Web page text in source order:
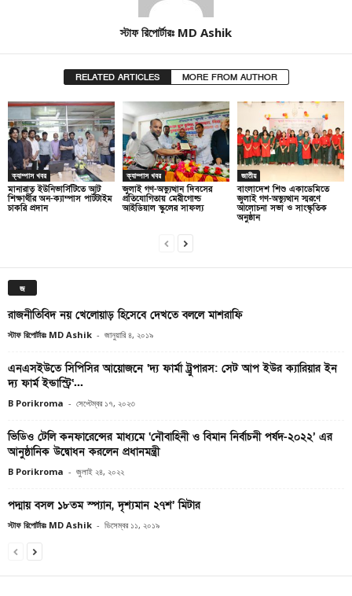
স্টাফ রিপোর্টারঃ MD Ashik
RELATED ARTICLES MORE FROM AUTHOR
ক্যাম্পাস খবর
মানারাত ইউনিভার্সিটিতে আট
শিক্ষার্থীর অন-ক্যাম্পাস পার্টটাইম
চাকরি প্রদান
ক্যাম্পাস খবর
জুলাই গণ-অভ্যুত্থান দিবসের
প্রতিযোগিতায় মেরীগোল্ড
আইডিয়াল স্কুলের সাফল্য
জাতীয়
বাংলাদেশ শিশু একাডেমিতে
জুলাই গণ-অভ্যুত্থান স্মরণে
আলোচনা সভা ও সাংস্কৃতিক
অনুষ্ঠান
জ
রাজনীতিবিদ নয় খেলোয়াড় হিসেবে দেখতে বললে মাশরাফি
স্টাফ রিপোর্টারঃ MD Ashik - জানুয়ারি ৪, ২০১৯
এনএসইউতে সিপিসির আয়োজনে ‘দ্য ফার্মা ট্রুপারস: সেট আপ ইউর ক্যারিয়ার ইন
দ্য ফার্ম ইন্ডাস্ট্রি‘...
B Porikroma - সেপ্টেম্বর ১৭, ২০২৩
ভিডিও টেলি কনফারেন্সের মাধ্যমে ‘নৌবাহিনী ও বিমান নির্বাচনী পর্ষদ-২০২২’ এর
আনুষ্ঠানিক উদ্বোধন করলেন প্রধানমন্ত্রী
B Porikroma - জুলাই ২৪, ২০২২
পদ্মায় বসল ১৮তম স্প্যান, দৃশ্যমান ২৭শ’ মিটার
স্টাফ রিপোর্টারঃ MD Ashik - ডিসেম্বর ১১, ২০১৯